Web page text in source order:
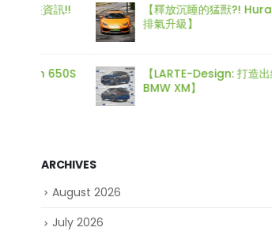
【釋放沉睡的猛獸?! Huracan LP610
排氣升級】
【LARTE-Design: 打造出終極版本的
BMW XM】
ARCHIVES
August 2026
July 2026